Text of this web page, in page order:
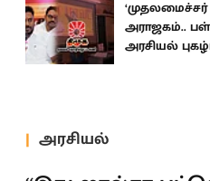
அராஜகம்..
அரசியல்
அரசியல்